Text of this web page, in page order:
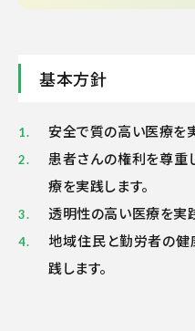
基本方針
安全で質の高い医療を
患者さんの権利を尊重
療を実践します。
透明性の高い医療を実
地域住民と勤労者の健
践します。